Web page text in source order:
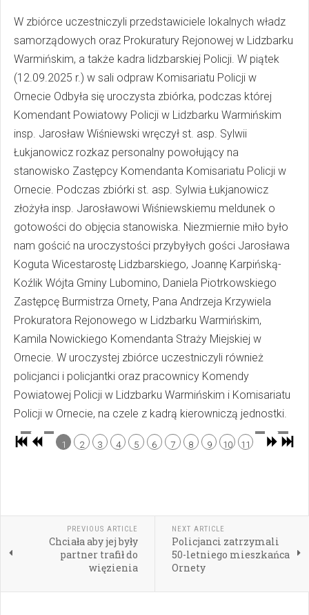
W zbiórce uczestniczyli przedstawiciele lokalnych władz
samorządowych oraz Prokuratury Rejonowej w Lidzbarku
Warmińskim, a także kadra lidzbarskiej Policji. W piątek
(12.09.2025 r.) w sali odpraw Komisariatu Policji w
Ornecie Odbyła się uroczysta zbiórka, podczas której
Komendant Powiatowy Policji w Lidzbarku Warmińskim
insp. Jarosław Wiśniewski wręczył st. asp. Sylwii
Łukjanowicz rozkaz personalny powołujący na
stanowisko Zastępcy Komendanta Komisariatu Policji w
Ornecie. Podczas zbiórki st. asp. Sylwia Łukjanowicz
złożyła insp. Jarosławowi Wiśniewskiemu meldunek o
gotowości do objęcia stanowiska. Niezmiernie miło było
nam gościć na uroczystości przybyłych gości Jarosława
Koguta Wicestarostę Lidzbarskiego, Joannę Karpińską-
Koźlik Wójta Gminy Lubomino, Daniela Piotrkowskiego
Zastępcę Burmistrza Ornety, Pana Andrzeja Krzywiela
Prokuratora Rejonowego w Lidzbarku Warmińskim,
Kamila Nowickiego Komendanta Straży Miejskiej w
Ornecie. W uroczystej zbiórce uczestniczyli również
policjanci i policjantki oraz pracownicy Komendy
Powiatowej Policji w Lidzbarku Warmińskim i Komisariatu
Policji w Ornecie, na czele z kadrą kierowniczą jednostki.
1 2 3 4 5 6 7 8 9 10 11
PREVIOUS ARTICLE
Chciała aby jej były
partner trafił do
więzienia
NEXT ARTICLE
Policjanci zatrzymali
50-letniego mieszkańca
Ornety